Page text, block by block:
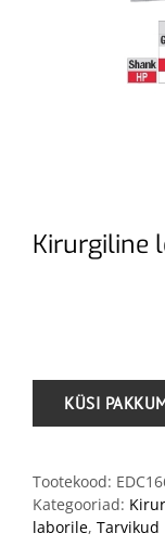
Kirurgiline
Tootekood:
Kategooriad:
laborile, Tarvikud